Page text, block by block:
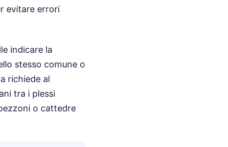
evitare errori
indicare la
stesso comune o
richiede al
tra i plessi
o cattedre